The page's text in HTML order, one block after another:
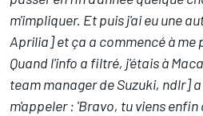
m'impliquer. Et puis j'ai eu une
Aprilia] et ça a commencé à me
Quand l'info a filtré, j'étais à
team manager de Suzuki, ndlr]
m'appeler : 'Bravo, tu viens enfin